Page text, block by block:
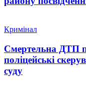
Кримінал
Смертельна ДТП
поліцейські
суду